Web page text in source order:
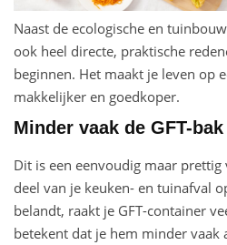
Naast de ecologische en
ook heel directe, praktische
beginnen. Het maakt je leven op
makkelijker en goedkoper.
Minder vaak de GFT-
Dit is een eenvoudig maar
deel van je keuken- en tuinafval
belandt, raakt je GFT-container
betekent dat je hem minder vaak